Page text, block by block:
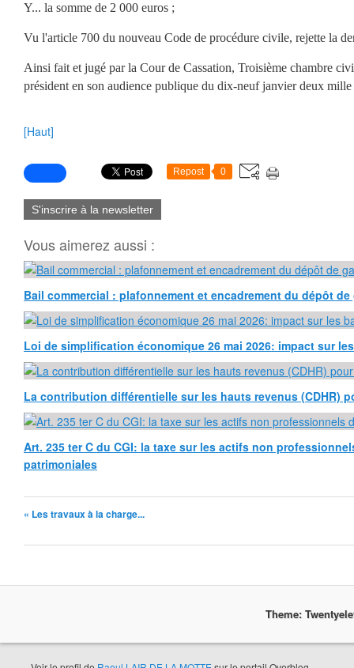
Y... la somme de 2 000 euros ;
Vu l'article 700 du nouveau Code de procédure civile, rejette la
Ainsi fait et jugé par la Cour de Cassation, Troisième chambre
président en son audience publique du dix-neuf janvier deux
[Haut]
Repost 0
S'inscrire à la newsletter
Vous aimerez aussi :
Bail commercial : plafonnement et encadrement du dépôt de
Loi de simplification économique 26 mai 2026: impact sur
La contribution différentielle sur les hauts revenus (CDHR)
Art. 235 ter C du CGI: la taxe sur les actifs non
patrimoniales
« Les travaux à la charge...
Theme: